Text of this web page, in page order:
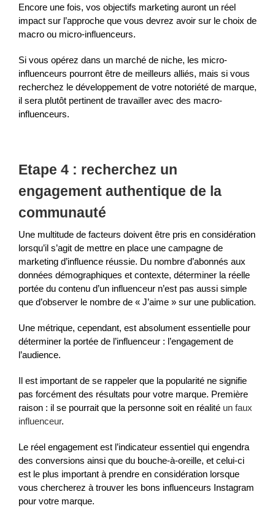
Encore une fois, vos objectifs marketing auront un réel
impact sur l’approche que vous devrez avoir sur le choix de
macro ou micro-influenceurs.
Si vous opérez dans un marché de niche, les micro-
influenceurs pourront être de meilleurs alliés, mais si vous
recherchez le développement de votre notoriété de marque,
il sera plutôt pertinent de travailler avec des macro-
influenceurs.
Etape 4 : recherchez un
engagement authentique de la
communauté
Une multitude de facteurs doivent être pris en considération
lorsqu’il s’agit de mettre en place une campagne de
marketing d’influence réussie. Du nombre d’abonnés aux
données démographiques et contexte, déterminer la réelle
portée du contenu d’un influenceur n’est pas aussi simple
que d’observer le nombre de « J’aime » sur une publication.
Une métrique, cependant, est absolument essentielle pour
déterminer la portée de l’influenceur : l’engagement de
l’audience.
Il est important de se rappeler que la popularité ne signifie
pas forcément des résultats pour votre marque. Première
raison : il se pourrait que la personne soit en réalité un faux
influenceur.
Le réel engagement est l’indicateur essentiel qui engendra
des conversions ainsi que du bouche-à-oreille, et celui-ci
est le plus important à prendre en considération lorsque
vous chercherez à trouver les bons influenceurs Instagram
pour votre marque.